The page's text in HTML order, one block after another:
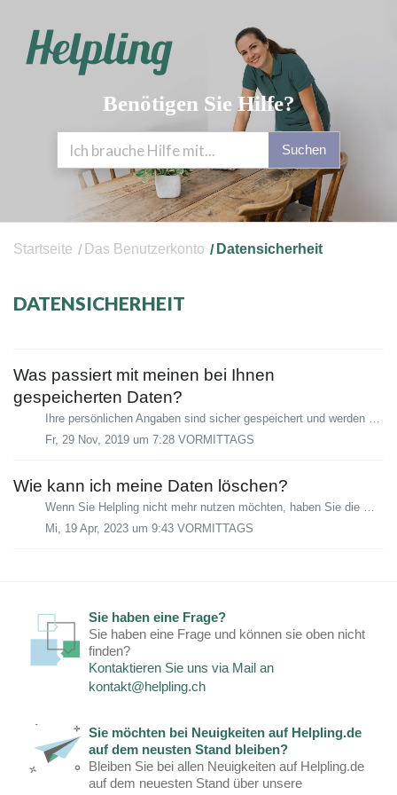
Benötigen Sie Hilfe?
Suchen
Startseite Das Benutzerkonto Datensicherheit
DATENSICHERHEIT
Was passiert mit meinen bei Ihnen
gespeicherten Daten?
Ihre persönlichen Angaben sind sicher gespeichert und werden nur von Helpling selber benutzt. Wir werden Ihre Angaben nicht an Dritte weitergeben und nur S...
Fr, 29 Nov, 2019 um 7:28 VORMITTAGS
Wie kann ich meine Daten löschen?
Wenn Sie Helpling nicht mehr nutzen möchten, haben Sie die Möglichkeit, Ihr Konto und die damit verbundenen Daten zu löschen. Bitte beachten Sie: Dieser Vor...
Mi, 19 Apr, 2023 um 9:43 VORMITTAGS
Sie haben eine Frage?
Sie haben eine Frage und können sie oben nicht
finden?
Kontaktieren Sie uns via Mail an
kontakt@helpling.ch
Sie möchten bei Neuigkeiten auf Helpling.de
auf dem neusten Stand bleiben?
Bleiben Sie bei allen Neuigkeiten auf Helpling.de
auf dem neuesten Stand über unsere